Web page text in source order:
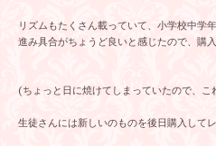
リズムもたくさん載っていて、小学校中学
進み具合がちょうど良いと感じたので、購
(ちょっと日に焼けてしまっていたので、こ
生徒さんには新しいのものを後日購入して